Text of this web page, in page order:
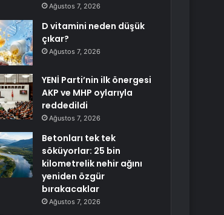
Ağustos 7, 2026
D vitamini neden düşük
çıkar?
Ağustos 7, 2026
YENİ Parti’nin ilk önergesi
AKP ve MHP oylarıyla
reddedildi
Ağustos 7, 2026
Betonları tek tek
söküyorlar: 25 bin
kilometrelik nehir ağını
yeniden özgür
bırakacaklar
Ağustos 7, 2026